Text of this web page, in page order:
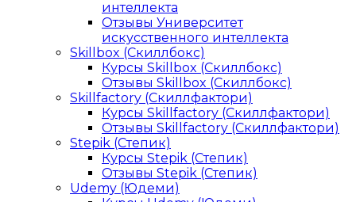
интеллекта
Отзывы Университет
искусственного интеллекта
Skillbox (Скиллбокс)
Курсы Skillbox (Скиллбокс)
Отзывы Skillbox (Скиллбокс)
Skillfactory (Скиллфактори)
Курсы Skillfactory (Скиллфактори)
Отзывы Skillfactory (Скиллфактори)
Stepik (Степик)
Курсы Stepik (Степик)
Отзывы Stepik (Степик)
Udemy (Юдеми)